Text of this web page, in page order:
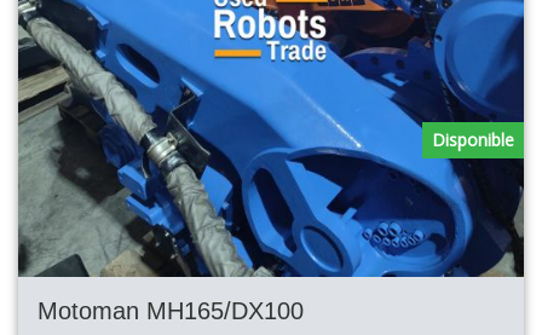
Motoman MH165/DX100
Disponible